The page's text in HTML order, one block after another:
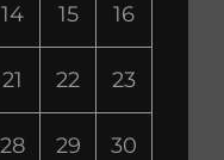
14 15 16
21 22 23
28 29 30